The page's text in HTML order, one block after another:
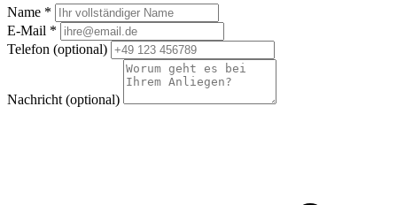
Name *
E-Mail *
Telefon (optional)
Nachricht (optional)